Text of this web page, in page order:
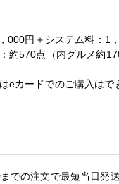
000円＋システム料：1
約570点（内グルメ約
eカードでのご購入はで
での注文で最短当日発